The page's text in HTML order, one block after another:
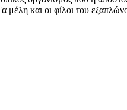
και οι φίλοι του